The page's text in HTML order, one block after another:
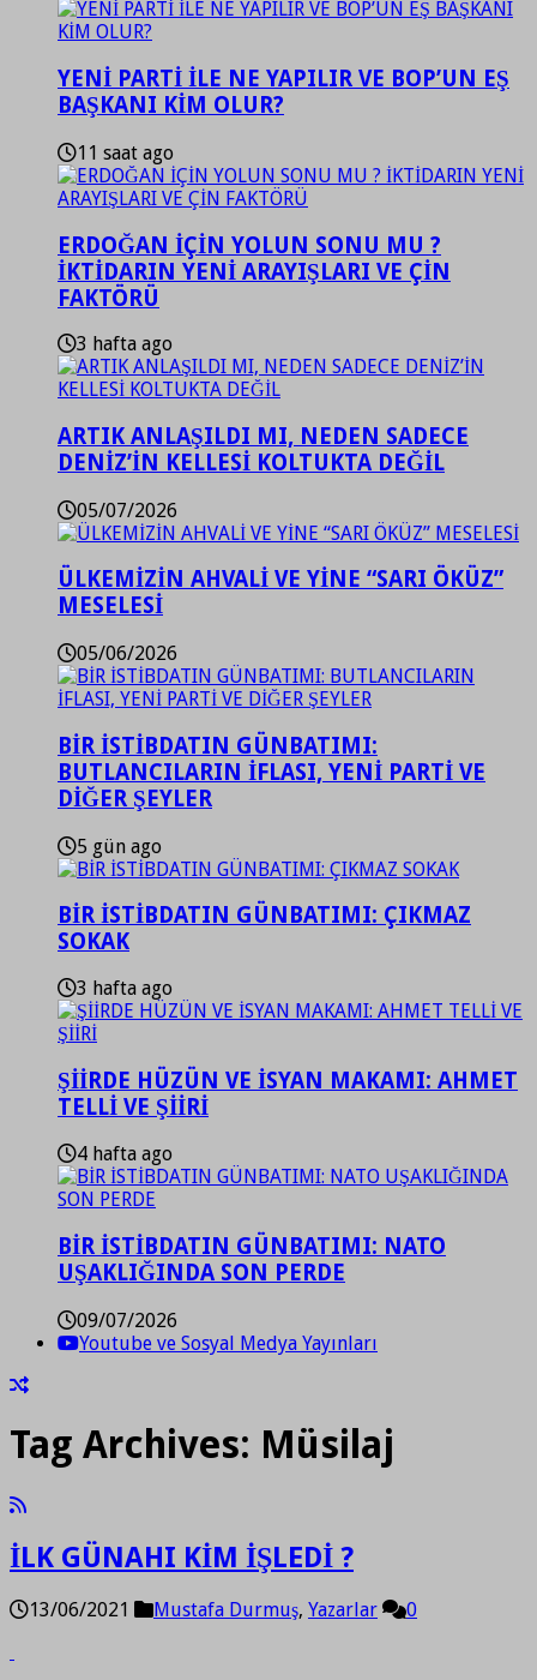
YENİ PARTİ İLE NE YAPILIR VE BOP’UN EŞ
BAŞKANI KİM OLUR?
11 saat ago
ERDOĞAN İÇİN YOLUN SONU MU ?
İKTİDARIN YENİ ARAYIŞLARI VE ÇİN
FAKTÖRÜ
3 hafta ago
ARTIK ANLAŞILDI MI, NEDEN SADECE
DENİZ’İN KELLESİ KOLTUKTA DEĞİL
05/07/2026
ÜLKEMİZİN AHVALİ VE YİNE “SARI ÖKÜZ”
MESELESİ
05/06/2026
BİR İSTİBDATIN GÜNBATIMI:
BUTLANCILARIN İFLASI, YENİ PARTİ VE
DİĞER ŞEYLER
5 gün ago
BİR İSTİBDATIN GÜNBATIMI: ÇIKMAZ
SOKAK
3 hafta ago
ŞİİRDE HÜZÜN VE İSYAN MAKAMI: AHMET
TELLİ VE ŞİİRİ
4 hafta ago
BİR İSTİBDATIN GÜNBATIMI: NATO
UŞAKLIĞINDA SON PERDE
09/07/2026
Youtube ve Sosyal Medya Yayınları
Tag Archives: Müsilaj
İLK GÜNAHI KİM İŞLEDİ ?
13/06/2021 Mustafa Durmuş, Yazarlar 0